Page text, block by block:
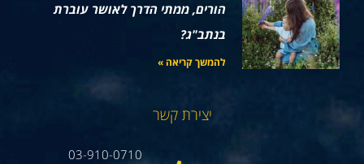
הורים, ממתי הדרך לאושר עוברת
בנתב"ג?
להמשך קריאה »
יצירת קשר
03-910-0710